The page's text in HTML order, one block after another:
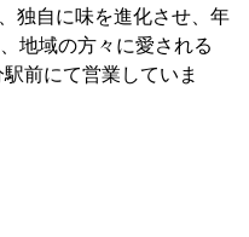
独自に味を進化させ、年
地域の方々に愛される
前にて営業していま